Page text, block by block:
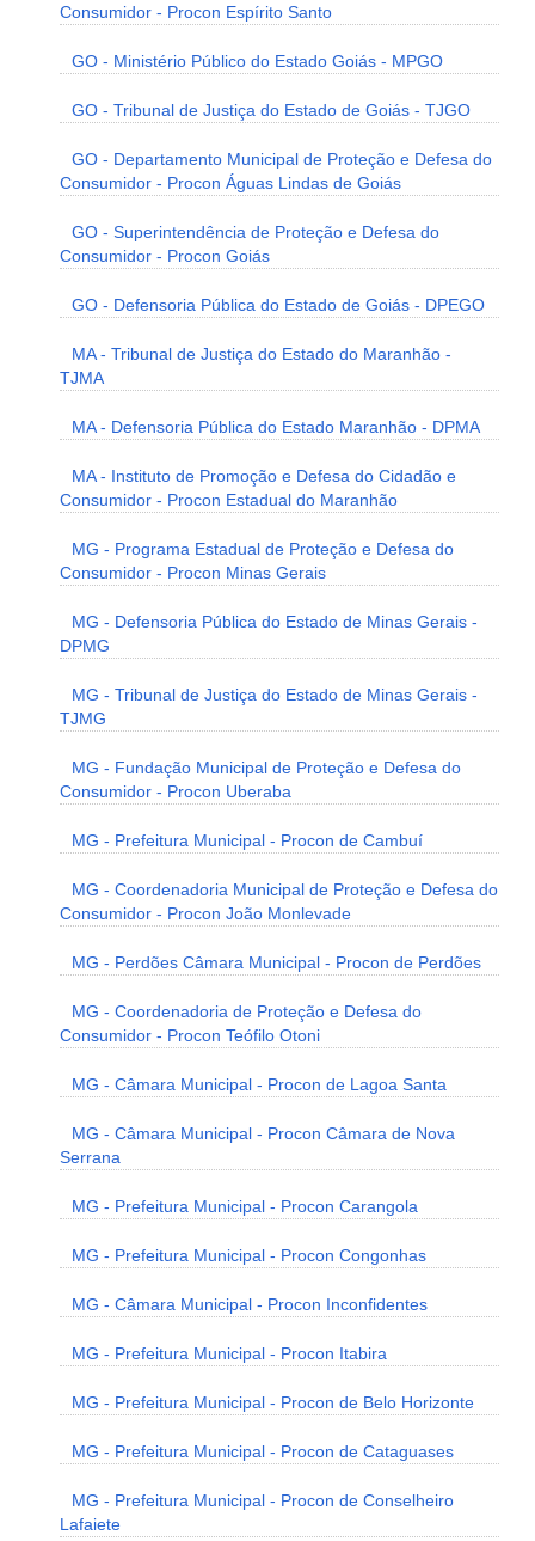
Consumidor - Procon Espírito Santo
GO - Ministério Público do Estado Goiás - MPGO
GO - Tribunal de Justiça do Estado de Goiás - TJGO
GO - Departamento Municipal de Proteção e Defesa do
Consumidor - Procon Águas Lindas de Goiás
GO - Superintendência de Proteção e Defesa do
Consumidor - Procon Goiás
GO - Defensoria Pública do Estado de Goiás - DPEGO
MA - Tribunal de Justiça do Estado do Maranhão -
TJMA
MA - Defensoria Pública do Estado Maranhão - DPMA
MA - Instituto de Promoção e Defesa do Cidadão e
Consumidor - Procon Estadual do Maranhão
MG - Programa Estadual de Proteção e Defesa do
Consumidor - Procon Minas Gerais
MG - Defensoria Pública do Estado de Minas Gerais -
DPMG
MG - Tribunal de Justiça do Estado de Minas Gerais -
TJMG
MG - Fundação Municipal de Proteção e Defesa do
Consumidor - Procon Uberaba
MG - Prefeitura Municipal - Procon de Cambuí
MG - Coordenadoria Municipal de Proteção e Defesa do
Consumidor - Procon João Monlevade
MG - Perdões Câmara Municipal - Procon de Perdões
MG - Coordenadoria de Proteção e Defesa do
Consumidor - Procon Teófilo Otoni
MG - Câmara Municipal - Procon de Lagoa Santa
MG - Câmara Municipal - Procon Câmara de Nova
Serrana
MG - Prefeitura Municipal - Procon Carangola
MG - Prefeitura Municipal - Procon Congonhas
MG - Câmara Municipal - Procon Inconfidentes
MG - Prefeitura Municipal - Procon Itabira
MG - Prefeitura Municipal - Procon de Belo Horizonte
MG - Prefeitura Municipal - Procon de Cataguases
MG - Prefeitura Municipal - Procon de Conselheiro
Lafaiete